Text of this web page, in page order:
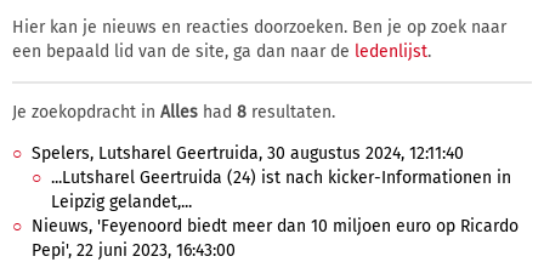
Hier kan je nieuws en reacties doorzoeken. Ben je op zoek naar
een bepaald lid van de site, ga dan naar de ledenlijst.
Je zoekopdracht in Alles had 8 resultaten.
Spelers, Lutsharel Geertruida, 30 augustus 2024, 12:11:40
...Lutsharel Geertruida (24) ist nach kicker-Informationen in
Leipzig gelandet,...
Nieuws, 'Feyenoord biedt meer dan 10 miljoen euro op Ricardo
Pepi', 22 juni 2023, 16:43:00